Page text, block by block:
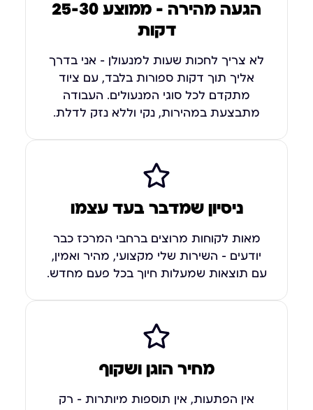
הגעה מהירה — ממוצע 25-30
דקות
לא צריך לחכות שעות למנעולן – אני בדרך
אליך תוך דקות ספורות בלבד, עם ציוד
מתקדם לכל סוגי המנעולים. העבודה
מתבצעת במהירות, נקי וללא נזק לדלת.
ניסיון שמדבר בעד עצמו
מאות לקוחות מרוצים ברחבי המרכז כבר
יודעים – השירות שלי מקצועי, מהיר ואמין,
עם תוצאות שמעלות חיוך בכל פעם מחדש.
מחיר הוגן ושקוף
אין הפתעות, אין תוספות מיותרות – רק